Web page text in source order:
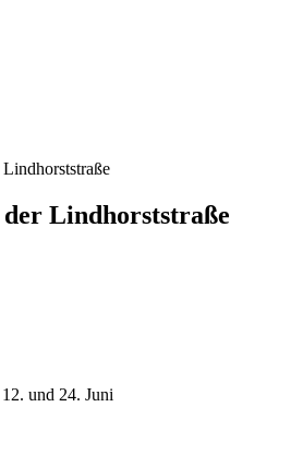
Lindhorststraße
und 24. Juni